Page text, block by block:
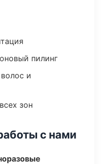
пилинг
и
зон
с нами